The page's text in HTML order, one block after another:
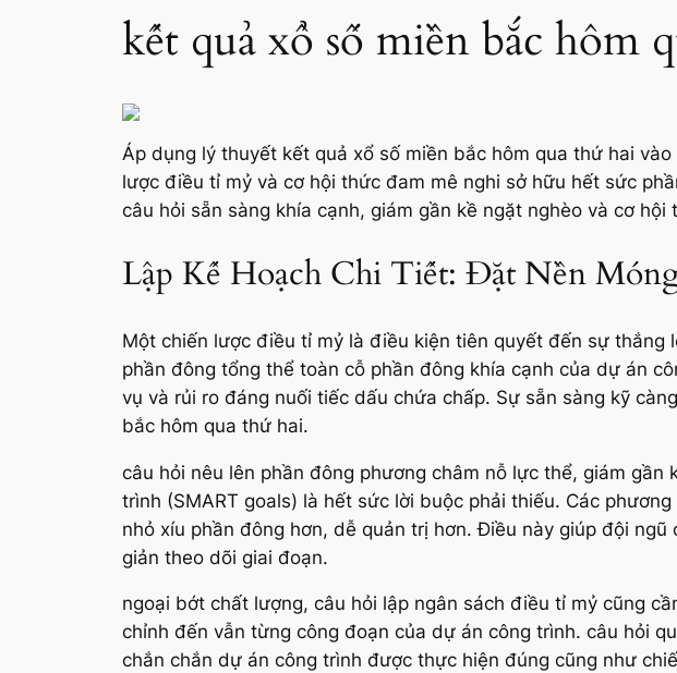
kết quả xổ số miền bắc
Áp dụng lý thuyết kết quả xổ số miền bắc hôm qua thứ hai
lược điều tỉ mỷ và cơ hội thức đam mê nghi sở hữu hết sức
câu hỏi sẵn sàng khía cạnh, giám gần kề ngặt nghèo và cơ
Lập Kế Hoạch Chi Tiết: Đặt Nền
Một chiến lược điều tỉ mỷ là điều kiện tiên quyết đến sự
phần đông tổng thể toàn cỗ phần đông khía cạnh của dự án
vụ và rủi ro đáng nuối tiếc dấu chứa chấp. Sự sẵn sàng kỹ
bắc hôm qua thứ hai.
câu hỏi nêu lên phần đông phương châm nỗ lực thể, giám
trình (SMART goals) là hết sức lời buộc phải thiếu. Các
nhỏ xíu phần đông hơn, dễ quản trị hơn. Điều này giúp đội
giản theo dõi giai đoạn.
ngoại bớt chất lượng, câu hỏi lập ngân sách điều tỉ mỷ cũng
chỉnh đến vẫn từng công đoạn của dự án công trình. câu hỏi
chắn chắn dự án công trình được thực hiện đúng cũng như